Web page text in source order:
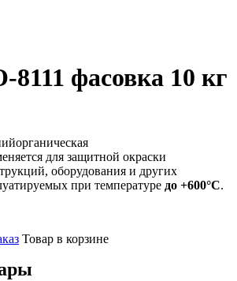
фасовка 10 кг
для защитной окраски
оборудования и других
при температуре до +600°С.
Товар в корзине